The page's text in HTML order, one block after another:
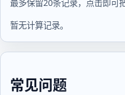
最多保留20条记录，点击即可
暂无计算记录。
常见问题